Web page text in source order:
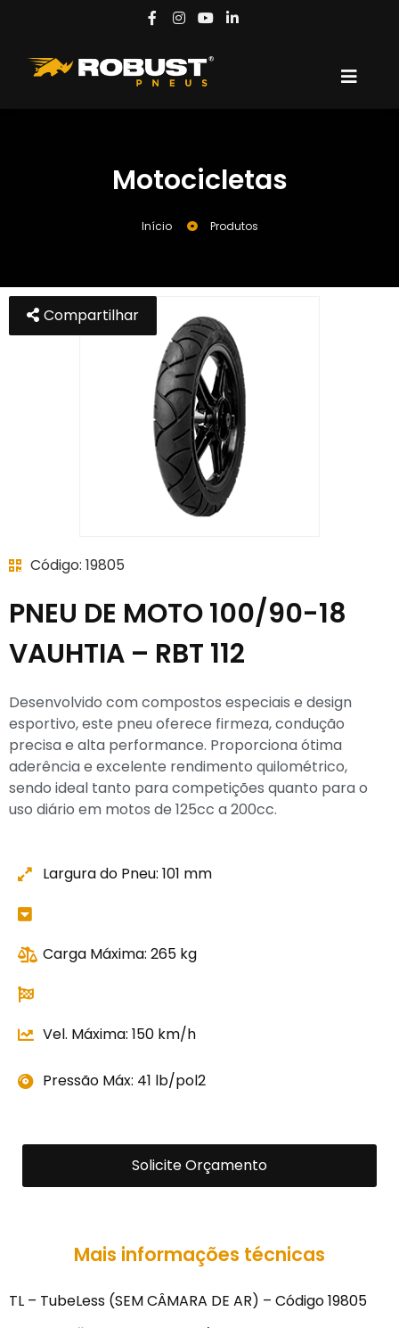
Motocicletas
Início Produtos
Compartilhar
Código: 19805
PNEU DE MOTO 100/90-18
VAUHTIA – RBT 112
Desenvolvido com compostos especiais e design
esportivo, este pneu oferece firmeza, condução
precisa e alta performance. Proporciona ótima
aderência e excelente rendimento quilométrico,
sendo ideal tanto para competições quanto para o
uso diário em motos de 125cc a 200cc.
Largura do Pneu: 101 mm
Carga Máxima: 265 kg
Vel. Máxima: 150 km/h
Pressão Máx: 41 lb/pol2
Solicite Orçamento
Mais informações técnicas
TL – TubeLess (SEM CÂMARA DE AR) – Código 19805